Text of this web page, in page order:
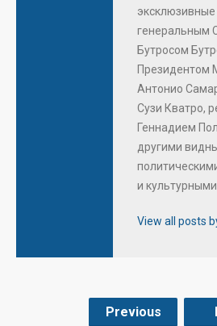
генеральным
Бутросом
Президентом
Антонио
Сузи Кватро,
Геннадием
другими
и
View all posts
Previous